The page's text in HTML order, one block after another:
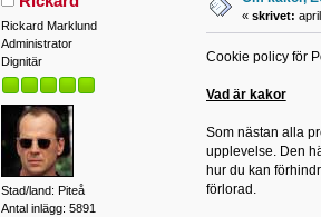
Rickard Marklund
Administrator
Dignitär
Stad/land: Piteå
Antal inlägg: 5891
« skrivet:
Cookie policy för
Vad är kakor
Som nästan alla
upplevelse. Den
hur du kan
förlorad.